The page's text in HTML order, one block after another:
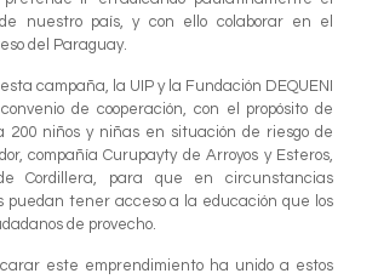
nuestro país, y con ello colaborar en el
del Paraguay.
campaña, la UIP y la Fundación DEQUENI
de cooperación, con el propósito de
200 niños y niñas en situación de riesgo de
compañía Curupayty de Arroyos y Esteros,
Cordillera, para que en circunstancias
puedan tener acceso a la educación que los
de provecho.
este emprendimiento ha unido a estos